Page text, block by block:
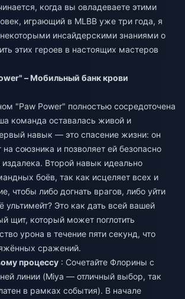
когда вы овладеваете этими
играющий в MLBB уже три года, я
инсайдерскими знаниями о
этих героев в настоящих мастеров
– Мобильный банк крови
"Paw Power" полностью сосредоточена
команда оставалась живой и
навык — это спасение жизни: он
союзника и позволяет ей безопасно
издалека. Второй навык идеально
боёв, так как исцеляет всех и
чтобы либо догнать врагов, либо уйти
ультимейт? Это как дать всей вашей
щит, который может поглотить
урона в течение пяти секунд, что
сражений.
процессу : Сочетайте Флорины с
линии (Miya — отличный выбор, так
в рамках события). В начале